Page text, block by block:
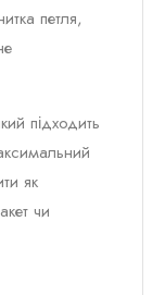
петля,
підходить
як
чи